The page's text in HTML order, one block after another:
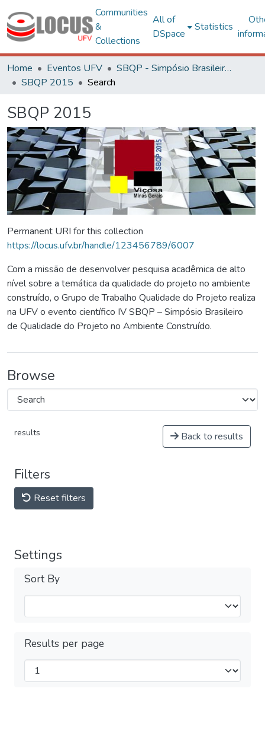
Communities
&
Collections
All of
DSpace
Statistics
Home Eventos UFV
SBQP - Simpósio Brasileiro de Qualidade do Projeto no Ambiente Construído
SBQP 2015
Search
SBQP 2015
Permanent URI for this collection
https://locus.ufv.br/handle/123456789/6007
Com a missão de desenvolver pesquisa acadêmica de alto
nível sobre a temática da qualidade do projeto no ambiente
construído, o Grupo de Trabalho Qualidade do Projeto realiza
na UFV o evento científico IV SBQP – Simpósio Brasileiro
de Qualidade do Projeto no Ambiente Construído.
Browse
results Back to results
Filters
Reset filters
Settings
Sort By
Results per page